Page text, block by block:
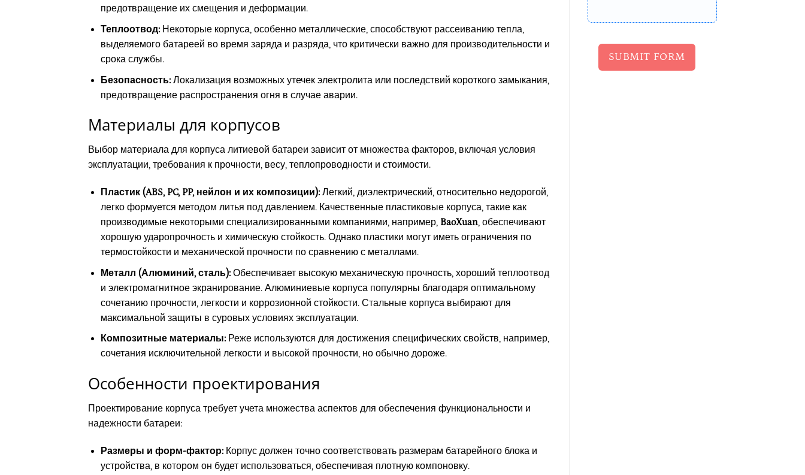
предотвращение их смещения и деформации.
Теплоотвод:Некоторые корпуса, особенно металлические, способствуют рассеиванию тепла,
выделяемого батареей во время заряда и разряда, что критически важно для производительности и
срока службы.
Безопасность:Локализация возможных утечек электролита или последствий короткого замыкания,
предотвращение распространения огня в случае аварии.
Материалы для корпусов
Выбор материала для корпуса литиевой батареи зависит от множества факторов, включая условия
эксплуатации, требования к прочности, весу, теплопроводности и стоимости.
Пластик (ABS, PC, PP, нейлон и их композиции):Легкий, диэлектрический, относительно недорогой,
легко формуется методом литья под давлением. Качественные пластиковые корпуса, такие как
производимые некоторыми специализированными компаниями, например, BaoXuan, обеспечивают
хорошую ударопрочность и химическую стойкость. Однако пластики могут иметь ограничения по
термостойкости и механической прочности по сравнению с металлами.
Металл (Алюминий, сталь):Обеспечивает высокую механическую прочность, хороший теплоотвод
и электромагнитное экранирование. Алюминиевые корпуса популярны благодаря оптимальному
сочетанию прочности, легкости и коррозионной стойкости. Стальные корпуса выбирают для
максимальной защиты в суровых условиях эксплуатации.
Композитные материалы:Реже используются для достижения специфических свойств, например,
сочетания исключительной легкости и высокой прочности, но обычно дороже.
Особенности проектирования
Проектирование корпуса требует учета множества аспектов для обеспечения функциональности и
надежности батареи:
Размеры и форм-фактор:Корпус должен точно соответствовать размерам батарейного блока и
устройства, в котором он будет использоваться, обеспечивая плотную компоновку.
SUBMIT FORM